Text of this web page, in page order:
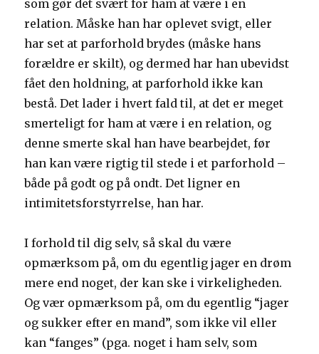
som gør det svært for ham at være i en
relation. Måske han har oplevet svigt, eller
har set at parforhold brydes (måske hans
forældre er skilt), og dermed har han ubevidst
fået den holdning, at parforhold ikke kan
bestå. Det lader i hvert fald til, at det er meget
smerteligt for ham at være i en relation, og
denne smerte skal han have bearbejdet, før
han kan være rigtig til stede i et parforhold –
både på godt og på ondt. Det ligner en
intimitetsforstyrrelse, han har.
I forhold til dig selv, så skal du være
opmærksom på, om du egentlig jager en drøm
mere end noget, der kan ske i virkeligheden.
Og vær opmærksom på, om du egentlig “jager
og sukker efter en mand”, som ikke vil eller
kan “fanges” (pga. noget i ham selv, som